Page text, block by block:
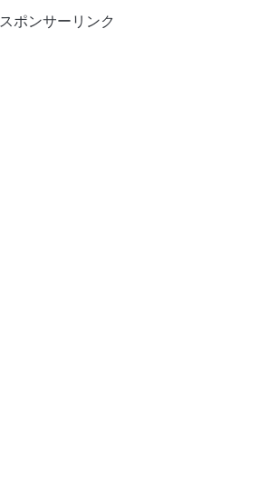
スポンサーリンク